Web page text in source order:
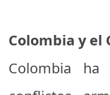
Colombia y el
Colombia